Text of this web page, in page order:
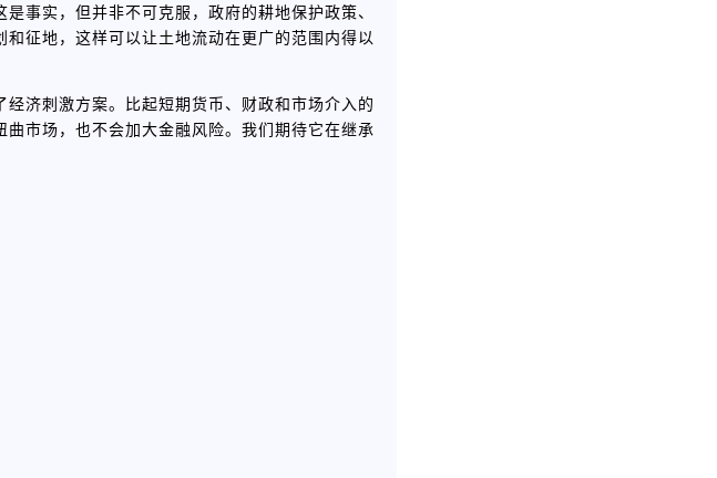
事实，但并非不可克服，政府的耕地保护政策、
征地，这样可以让土地流动在更广的范围内得以
济刺激方案。比起短期货币、财政和市场介入的
市场，也不会加大金融风险。我们期待它在继承